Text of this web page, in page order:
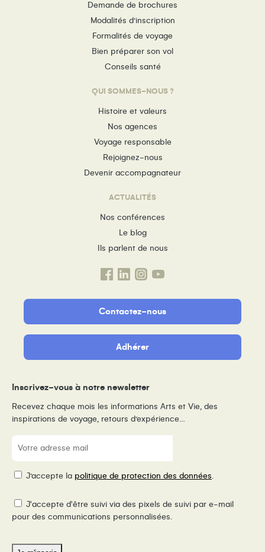
Demande de brochures
Modalités d’inscription
Formalités de voyage
Bien préparer son vol
Conseils santé
QUI SOMMES-NOUS ?
Histoire et valeurs
Nos agences
Voyage responsable
Rejoignez-nous
Devenir accompagnateur
ACTUALITÉS
Nos conférences
Le blog
Ils parlent de nous
Contactez-nous
Adhérer
Inscrivez-vous à notre newsletter
Recevez chaque mois les informations Arts et Vie, des
inspirations de voyage, retours d’expérience…
E-
mail
RGPDJ’accepte la politique de protection des données.
Pixel
de
J'accepte d'être suivi via des pixels de suivi par e-mail
pour des communications personnalisées.